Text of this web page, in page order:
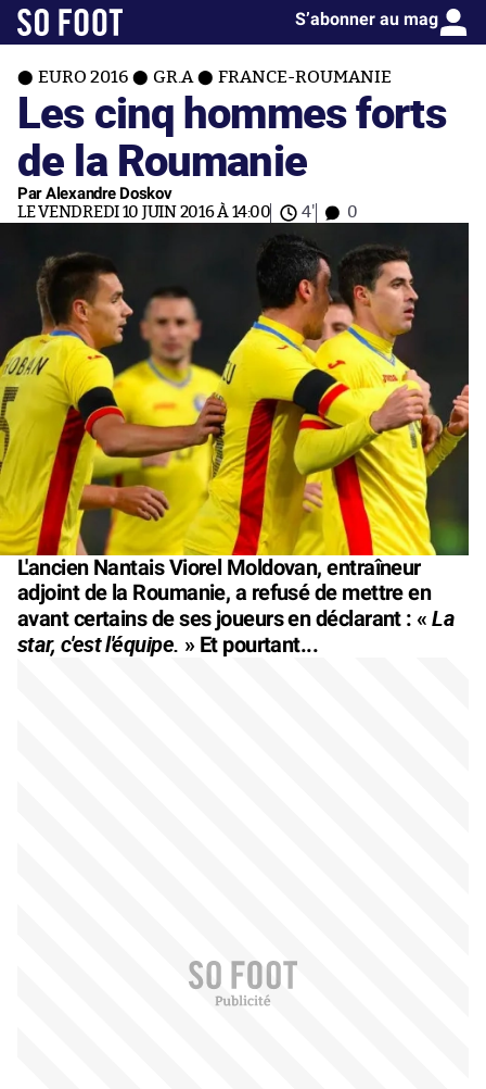
S’abonner au mag
EURO 2016 GR.A FRANCE-ROUMANIE
Les cinq hommes forts
de la Roumanie
Par Alexandre Doskov
LE VENDREDI 10 JUIN 2016 À 14:00 4' 0
L'ancien Nantais Viorel Moldovan, entraîneur
adjoint de la Roumanie, a refusé de mettre en
avant certains de ses joueurs en déclarant : «La
star, c'est l'équipe. » Et pourtant...